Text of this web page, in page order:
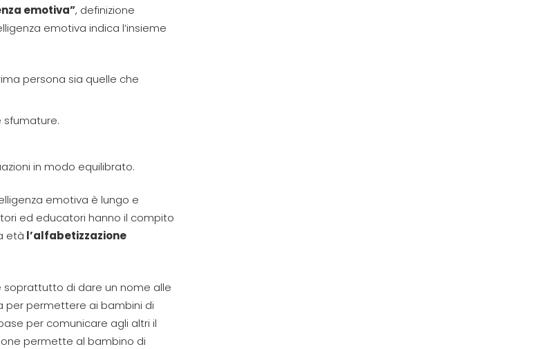
emotiva”, definizione
emotiva indica l’insieme
persona sia quelle che
sfumature.
in modo equilibrato.
emotiva è lungo e
ed educatori hanno il compito
età l’alfabetizzazione
di dare un nome alle
per permettere ai bambini di
per comunicare agli altri il
permette al bambino di